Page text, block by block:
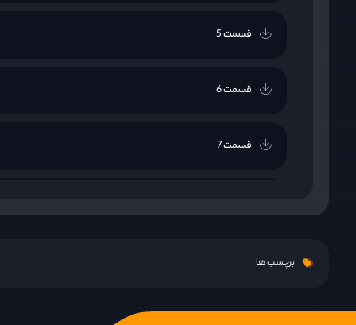
قسمت 5
قسمت 6
قسمت 7
قسمت 10
برچسب ها